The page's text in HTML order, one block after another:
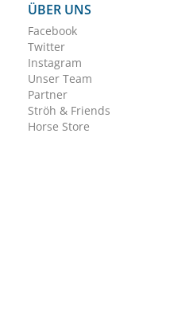
ÜBER UNS
Facebook
Twitter
Instagram
Unser Team
Partner
Ströh & Friends
Horse Store